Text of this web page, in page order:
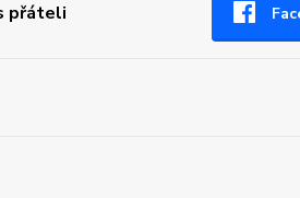
přáteli